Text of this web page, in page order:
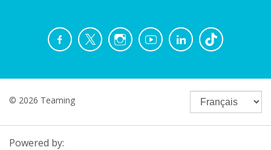
© 2026 Teaming
Powered by: